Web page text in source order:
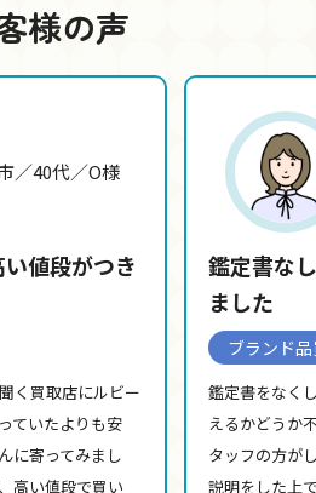
が、そうした処理方法の中でも人
様の声
／40代／O様
値段がつき
く買取店にルビー
ていたよりも安
に寄ってみまし
高い値段で買い
鑑定書な
ました
ブランド
鑑定書をなく
えるかどうか
タッフの方が
説明をした上